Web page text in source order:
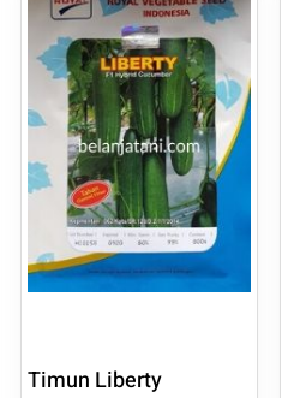
Timun Liberty